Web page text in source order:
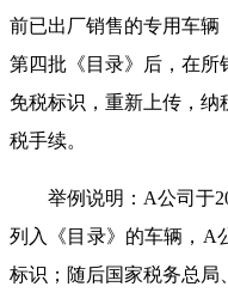
前已出厂销售的专用车辆
第四批《目录》后，在所
免税标识，重新上传，
税手续。
举例说明：A公司于
列入《目录》的车辆，A
标识；随后国家税务总局